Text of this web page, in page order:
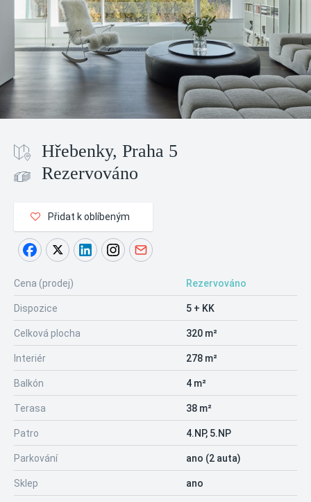
Hřebenky, Praha 5
Rezervováno
Přidat k oblíbeným
Cena (prodej) Rezervováno
Dispozice 5 + KK
Celková plocha 320 m²
Interiér 278 m²
Balkón 4 m²
Terasa 38 m²
Patro 4.NP, 5.NP
Parkování ano (2 auta)
Sklep ano